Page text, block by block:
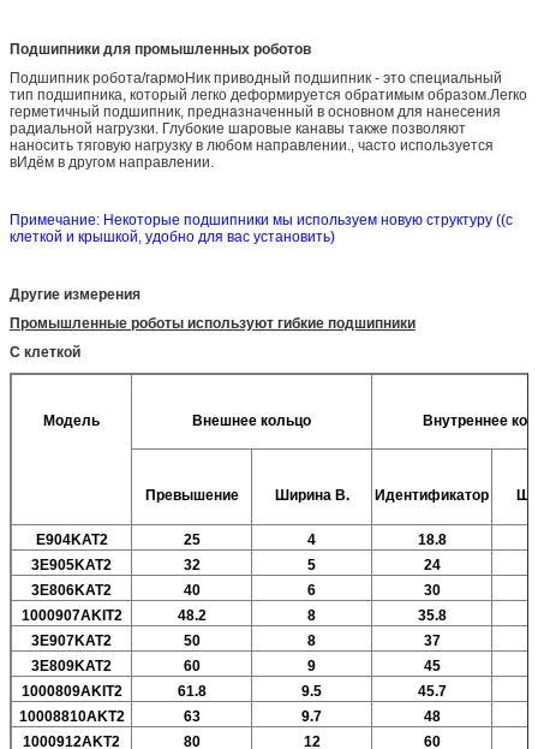
Подшипники для промышленных роботов
Подшипник робота/гармоНик приводный подшипник - это специальный
тип подшипника, который легко деформируется обратимым образом.Легко
герметичный подшипник, предназначенный в основном для нанесения
радиальной нагрузки. Глубокие шаровые канавы также позволяют
наносить тяговую нагрузку в любом направлении., часто используется
вИдём в другом направлении.
Примечание: Некоторые подшипники мы используем новую структуру ((с
клеткой и крышкой, удобно для вас установить)
Другие измерения
Промышленные роботы используют гибкие подшипники
С клеткой
Модель Внешнее кольцо Внутреннее
Превышение Ширина В. Идентификатор
E904KAT2 25 4
18.8
3E905KAT2
32 5
24
3E806KAT2
40 6
30
1000907AKIT2
48.2 8
35.8
3E907KAT2
50 8
37
3E809KAT2
60 9
45
1000809AKIT2
61.8 9.5
45.7
10008810AKT2
63 9.7
48
1000912AKT2
80 12 60